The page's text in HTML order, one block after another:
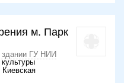
м. Парк
здании ГУ НИИ
Киевская